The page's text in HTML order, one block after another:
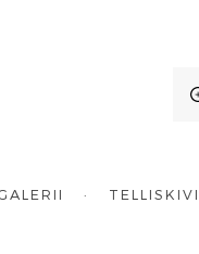
·